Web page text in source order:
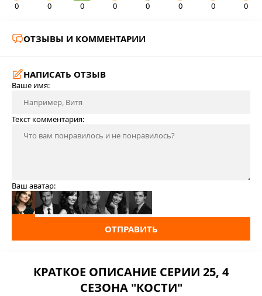
0 0 0 0 0 0 0 0
ОТЗЫВЫ И КОММЕНТАРИИ
НАПИСАТЬ ОТЗЫВ
Ваше имя:
Текст комментария:
Ваш аватар:
ОТПРАВИТЬ
КРАТКОЕ ОПИСАНИЕ СЕРИИ 25, 4
СЕЗОНА "КОСТИ"